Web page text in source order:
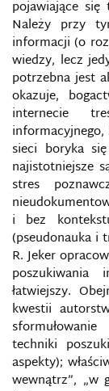
pojawiające się
Należy przy
informacji (o
wiedzy, lecz
potrzebna jest
okazuje,
internecie
sieci boryka
najistotniejsze
stres
i bez
(pseudonauka i
R. Jeker
łatwiejszy.
kwestii
techniki
aspekty);
wewnątrz”, „w
MYSPACE
NEWS NA
NIEMILITARNE
HYBRYDOWEJ
OBRONA
OCHRONA
ODDZIAŁY
OKNO